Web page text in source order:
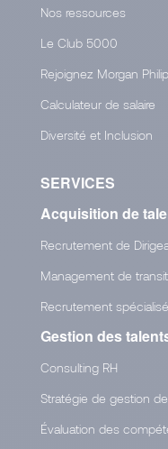
Nos ressources
Le Club 5000
Rejoignez Morgan
Calculateur de salaire
Diversité et Inclusion
SERVICES
Acquisition de
Recrutement de
Management de
Recrutement
Gestion des
Consulting RH
Stratégie de gestion
Évaluation des